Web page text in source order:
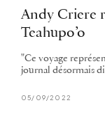
Andy Criere
Teahupo’o
"Ce voyage
journal désormais
05/09/2022